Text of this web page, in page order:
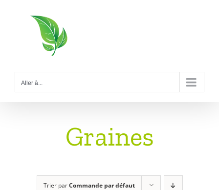
Aller à...
Graines
Trier parCommande par défaut